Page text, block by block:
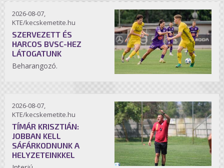
2026-08-07,
KTE/kecskemetite.hu
SZERVEZETT ÉS
HARCOS BVSC-HEZ
LÁTOGATUNK
Beharangozó.
2026-08-07,
KTE/kecskemetite.hu
TÍMÁR KRISZTIÁN:
JOBBAN KELL
SÁFÁRKODNUNK A
HELYZETEINKKEL